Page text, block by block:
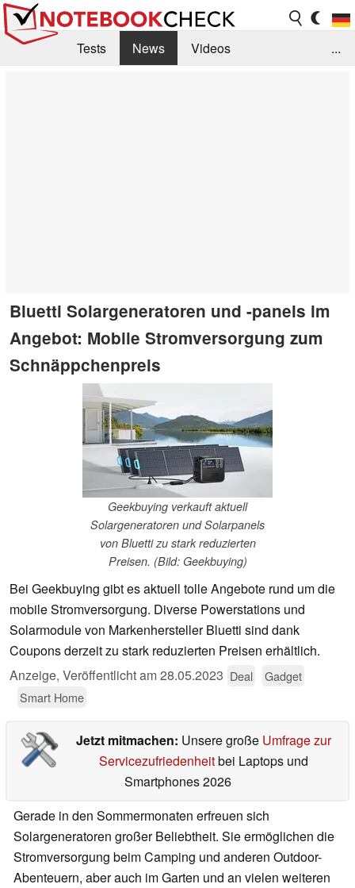
Tests News
Videos
...
Bluetti Solargeneratoren und -panels im
Angebot: Mobile Stromversorgung zum
Schnäppchenpreis
Geekbuying verkauft aktuell
Solargeneratoren und Solarpanels
von Bluetti zu stark reduzierten
Preisen. (Bild: Geekbuying)
Bei Geekbuying gibt es aktuell tolle Angebote rund um die
mobile Stromversorgung. Diverse Powerstations und
Solarmodule von Markenhersteller Bluetti sind dank
Coupons derzeit zu stark reduzierten Preisen erhältlich.
Anzeige, Veröffentlicht am28.05.2023 Deal
Gadget
Smart Home
Jetzt mitmachen: Unsere große Umfrage zur
Servicezufriedenheitbei Laptops und
Smartphones 2026
Gerade in den Sommermonaten erfreuen sich
Solargeneratoren großer Beliebtheit. Sie ermöglichen die
Stromversorgung beim Camping und anderen Outdoor-
Abenteuern, aber auch im Garten und an vielen weiteren